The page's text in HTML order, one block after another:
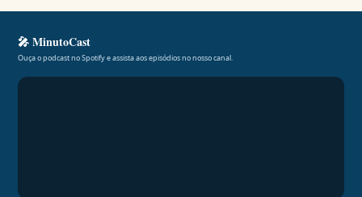
🎤 MinutoCast
Ouça o podcast no Spotify e assista aos episódios no nosso canal.